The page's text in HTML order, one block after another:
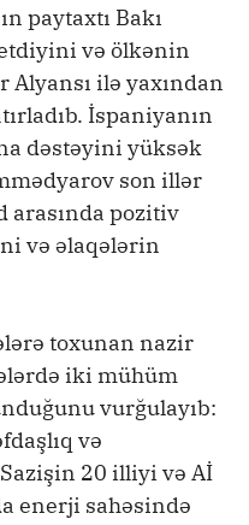
paytaxtı Bakı
və ölkənin
ilə yaxından
İspaniyanın
dəstəyini yüksək
son illər
arasında pozitiv
və əlaqələrin
toxunan nazir
iki mühüm
vurğulayıb:
və
20 illiyi və Aİ
enerji sahəsində